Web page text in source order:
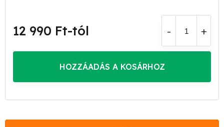
12 990 Ft-tól
HOZZÁADÁS A KOSÁRHOZ